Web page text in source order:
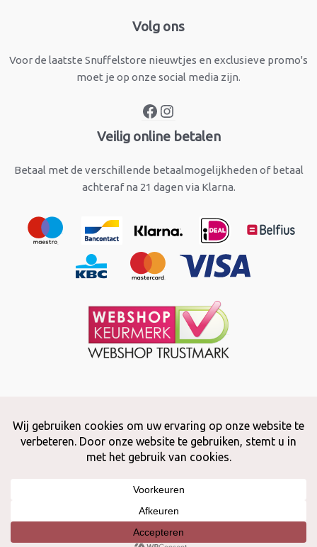
Volg ons
Voor de laatste Snuffelstore nieuwtjes en exclusieve promo's
moet je op onze social media zijn.
Facebook
Veilig online betalen
Betaal met de verschillende betaalmogelijkheden of betaal
achteraf na 21 dagen via Klarna.
Copyright © 2026 Snuffelstore
Adax BV - 0032 (0)50 66 56 51 -info@snuffelstore.be
Created byWeCodeIT